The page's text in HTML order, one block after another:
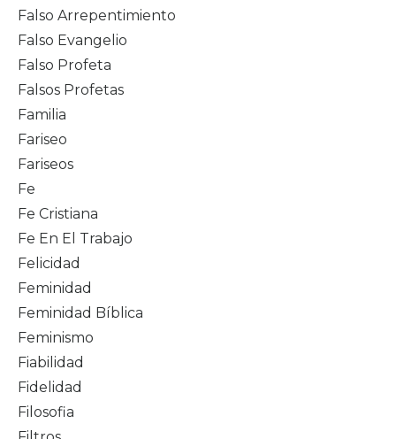
Falso Arrepentimiento
Falso Evangelio
Falso Profeta
Falsos Profetas
Familia
Fariseo
Fariseos
Fe
Fe Cristiana
Fe En El Trabajo
Felicidad
Feminidad
Feminidad Bíblica
Feminismo
Fiabilidad
Fidelidad
Filosofia